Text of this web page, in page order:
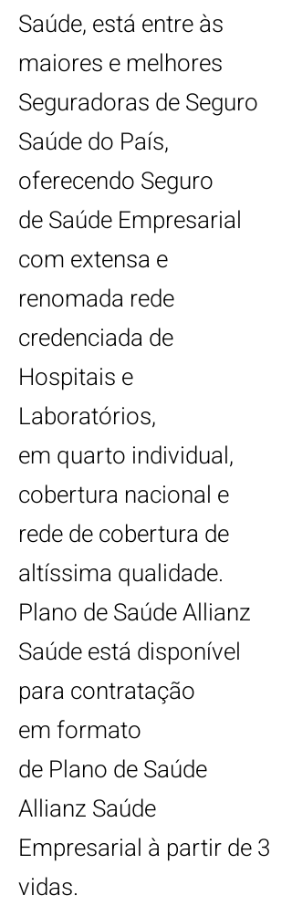
Saúde, está entre às
maiores e melhores
Seguradoras de Seguro
Saúde do País,
oferecendo Seguro
deSaúde Empresarial
com extensa e
renomada rede
credenciada de
Hospitais e
Laboratórios,
em quarto individual,
cobertura nacional e
rede de cobertura de
altíssima qualidade.
Plano de Saúde Allianz
Saúde está disponível
para contratação
emformato
de Plano de Saúde
Allianz Saúde
Empresarial à partir de 3
vidas.